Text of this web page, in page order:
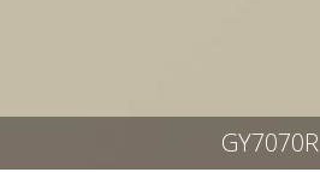
GY7070R